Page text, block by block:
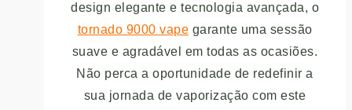
design elegante e tecnologia avançada, o
tornado 9000 vape garante uma sessão
suave e agradável em todas as ocasiões.
Não perca a oportunidade de redefinir a
sua jornada de vaporização com este